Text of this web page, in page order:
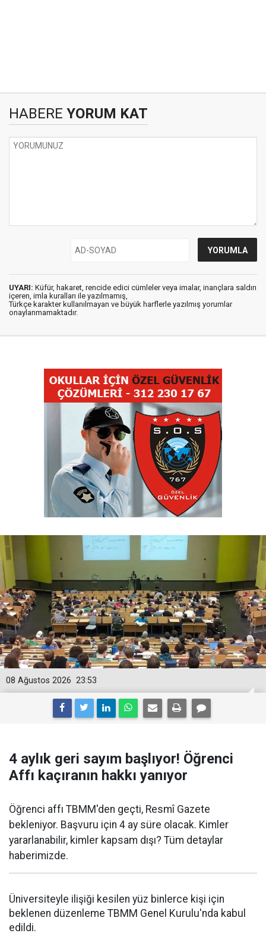
HABERE YORUM KAT
UYARI: Küfür, hakaret, rencide edici cümleler veya imalar, inançlara saldırı
içeren, imla kuralları ile yazılmamış,
Türkçe karakter kullanılmayan ve büyük harflerle yazılmış yorumlar
onaylanmamaktadır.
23:53
08 Ağustos 2026
4 aylık geri sayım başlıyor! Öğrenci
Affı kaçıranın hakkı yanıyor
Öğrenci affı TBMM'den geçti, Resmî Gazete
bekleniyor. Başvuru için 4 ay süre olacak. Kimler
yararlanabilir, kimler kapsam dışı? Tüm detaylar
haberimizde.
Üniversiteyle ilişiği kesilen yüz binlerce kişi için
beklenen düzenleme TBMM Genel Kurulu'nda kabul
edildi.